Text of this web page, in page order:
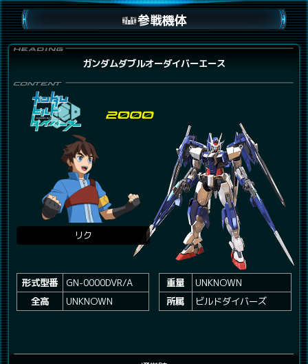
参戦機体
ガンダムダブルオーダイバーエース
リク
形式型番
GN-0000DVR/A
全高
UNKNOWN
重量
UNKNOWN
所属
ビルドダイバーズ